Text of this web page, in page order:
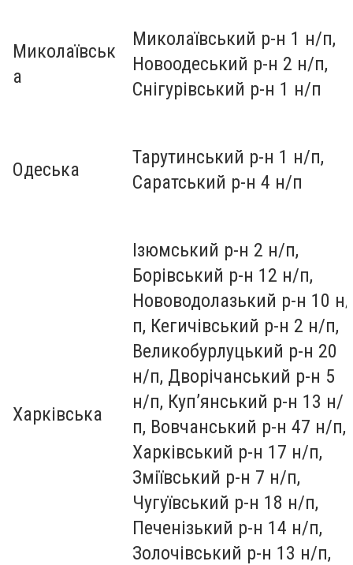
Миколаївськ
а
Миколаївський р-н 1 н/п,
Новоодеський р-н 2 н/п,
Снігурівський р-н 1 н/п
Одеська
Тарутинський р-н 1 н/п,
Саратський р-н 4 н/п
Харківська
Ізюмський р-н 2 н/п,
Борівський р-н 12 н/п,
Нововодолазький р-н 10 н/
п, Кегичівський р-н 2 н/п,
Великобурлуцький р-н 20
н/п, Дворічанський р-н 5
н/п, Куп’янський р-н 13 н/
п, Вовчанський р-н 47 н/п,
Харківський р-н 17 н/п,
Зміївський р-н 7 н/п,
Чугуївський р-н 18 н/п,
Печенізький р-н 14 н/п,
Золочівський р-н 13 н/п,